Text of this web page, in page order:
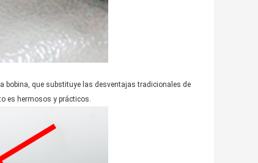
bobina, que substituye las desventajas tradicionales de
es hermosos y prácticos.